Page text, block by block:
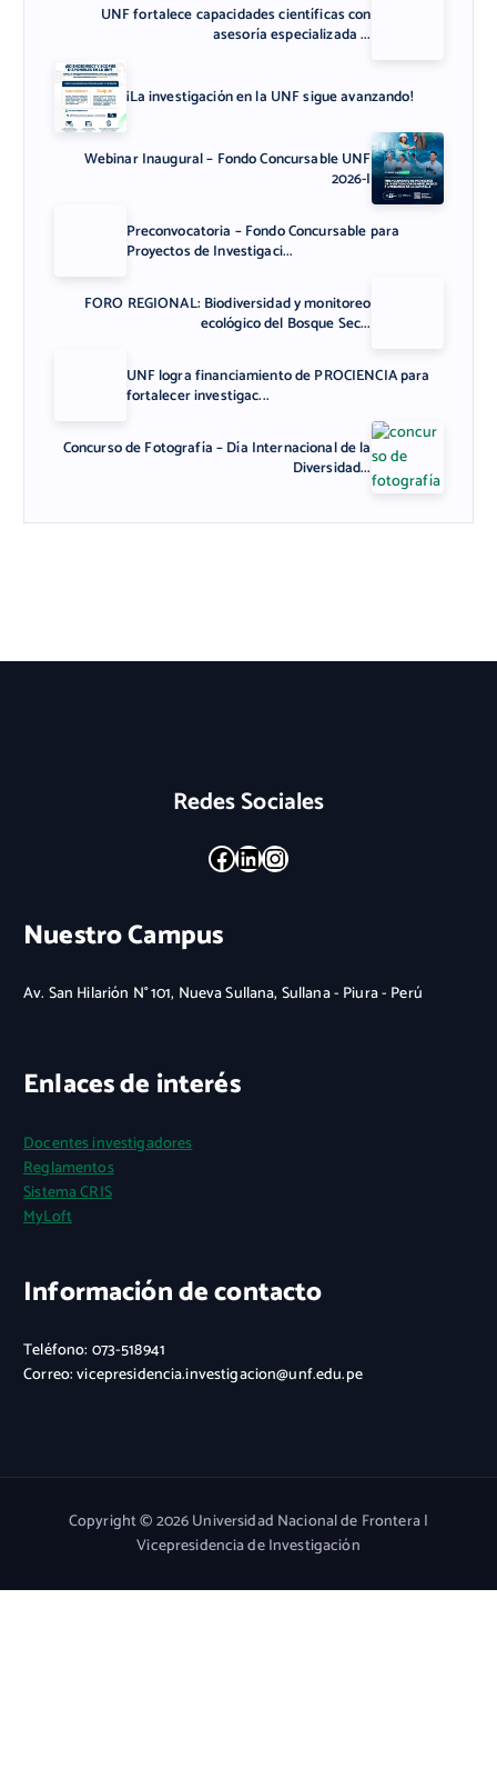
UNF fortalece capacidades científicas con
asesoría especializada ...
¡La investigación en la UNF sigue avanzando!
Webinar Inaugural – Fondo Concursable UNF
2026-I
Preconvocatoria – Fondo Concursable para
Proyectos de Investigaci...
FORO REGIONAL: Biodiversidad y monitoreo
ecológico del Bosque Sec...
UNF logra financiamiento de PROCIENCIA para
fortalecer investigac...
Concurso de Fotografía – Día Internacional de la
Diversidad...
Redes Sociales
Facebook LinkedIn Instagram
Nuestro Campus
Av. San Hilarión N° 101, Nueva Sullana, Sullana - Piura - Perú
Enlaces de interés
Docentes investigadores
Reglamentos
Sistema CRIS
MyLoft
Información de contacto
Teléfono: 073-518941
Correo: vicepresidencia.investigacion@unf.edu.pe
Copyright © 2026 Universidad Nacional de Frontera |
Vicepresidencia de Investigación